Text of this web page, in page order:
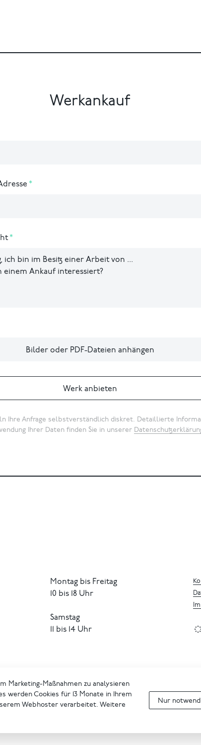
Werkankauf
Bilder oder PDF-Dateien anhängen
Werk anbieten
Ihre Anfrage selbstverständlich diskret. Detaillierte
Ihrer Daten finden Sie in unserer
Montag bis Freitag
10 bis 18 Uhr
Samstag
11 bis 14 Uhr
Marketing-Maßnahmen zu analysieren
werden Cookies für 13 Monate in Ihrem
Webhoster verarbeitet. Weitere
Nur